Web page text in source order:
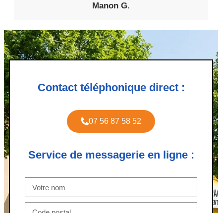
Manon G.
Contact téléphonique direct :
07 56 87 58 52
Service de messagerie en ligne :